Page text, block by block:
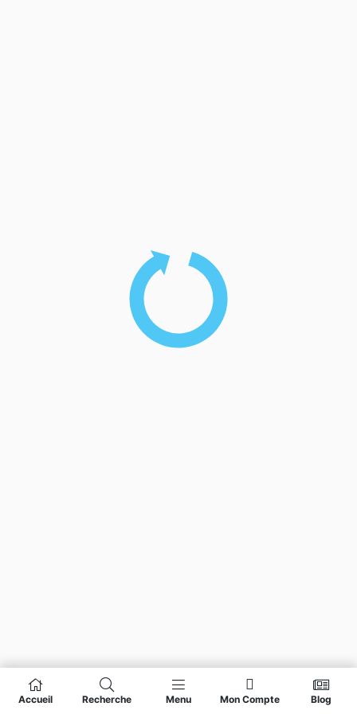
Accueil Recherche Menu Mon Compte Blog